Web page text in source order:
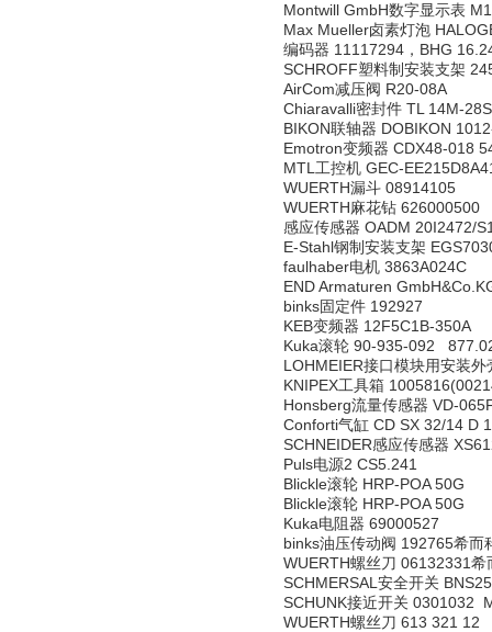
Montwill GmbH数字显示表
Max Mueller卤素灯泡
编码器 11117294，BHG
SCHROFF塑料制安装支架
AirCom减压阀 R20-08A
Chiaravalli密封件 TL 14M-
BIKON联轴器 DOBIKON
Emotron变频器 CDX48-018
MTL工控机 GEC-
WUERTH漏斗 08914105
WUERTH麻花钻 626000500
感应传感器 OADM 20I2472/
E-Stahl钢制安装支架
faulhaber电机 3863A024C
END Armaturen
binks固定件 192927
KEB变频器 12F5C1B-350A
Kuka滚轮 90-935-092
LOHMEIER接口模块用安装
KNIPEX工具箱
Honsberg流量传感器 VD-
Conforti气缸 CD SX 32/14 D
SCHNEIDER感应传感器
Puls电源2 CS5.241
Blickle滚轮 HRP-POA 50G
Blickle滚轮 HRP-POA 50G
Kuka电阻器 69000527
binks油压传动阀 192765希
WUERTH螺丝刀 06132331
SCHMERSAL安全开关
SCHUNK接近开关 0301032
WUERTH螺丝刀 613 321 12